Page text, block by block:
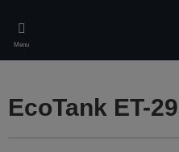
main
content
Menu
EcoTank ET-